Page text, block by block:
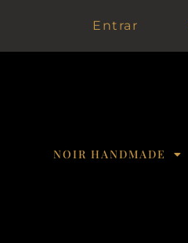
Entrar
NOIR HANDMADE